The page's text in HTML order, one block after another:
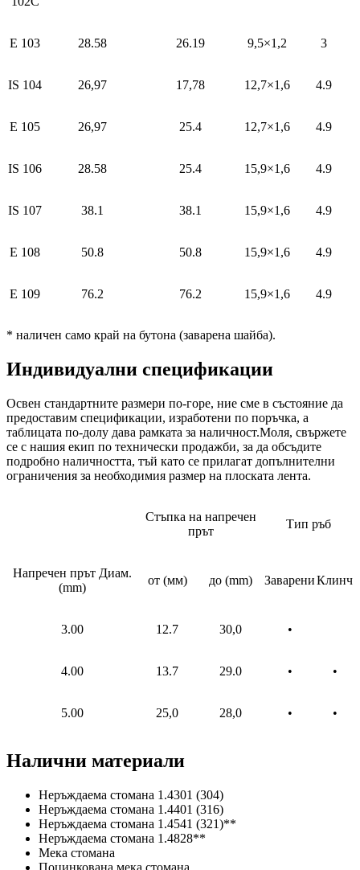
Е 103 28.58 26.19 9,5×1,2 3
IS 104 26,97 17,78 12,7×1,6 4.9
Е 105 26,97 25.4 12,7×1,6 4.9
IS 106 28.58 25.4 15,9×1,6 4.9
IS 107 38.1 38.1 15,9×1,6 4.9
Е 108 50.8 50.8 15,9×1,6 4.9
Е 109 76.2 76.2 15,9×1,6 4.9
* наличен само край на бутона (заварена шайба).
Индивидуални спецификации
Освен стандартните размери по-горе, ние сме в състояние да
предоставим спецификации, изработени по поръчка, а
таблицата по-долу дава рамката за наличност.Моля, свържете
се с нашия екип по технически продажби, за да обсъдите
подробно наличността, тъй като се прилагат допълнителни
ограничения за необходимия размер на плоската лента.
Стъпка на напречен
прът
Тип ръб
Напречен прът Диам.
(mm)
от (мм) до (mm) ЗаварениКлинч
3.00 12.7 30,0 •
4.00 13.7 29.0 • •
5.00 25,0 28,0 • •
Налични материали
Неръждаема стомана 1.4301 (304)
Неръждаема стомана 1.4401 (316)
Неръждаема стомана 1.4541 (321)**
Неръждаема стомана 1.4828**
Мека стомана
Поцинкована мека стомана